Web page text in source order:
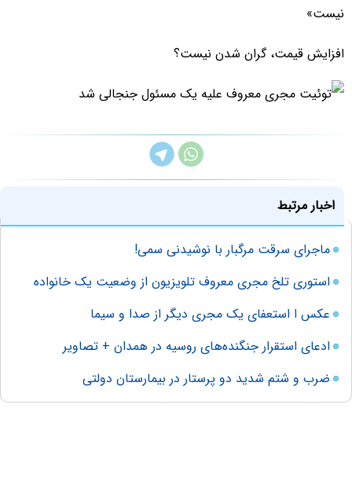
نیست»
افزایش قیمت، گران شدن نیست؟
اخبار مرتبط
ماجرای سرقت مرگبار با نوشیدنی سمی!
استوری تلخ مجری معروف تلویزیون از وضعیت یک خانواده
عکس ا استعفای یک مجری دیگر از صدا و سیما
ادعای استقرار جنگنده‌های روسیه در همدان + تصاویر
ضرب و شتم شدید دو پرستار در بیمارستان دولتی